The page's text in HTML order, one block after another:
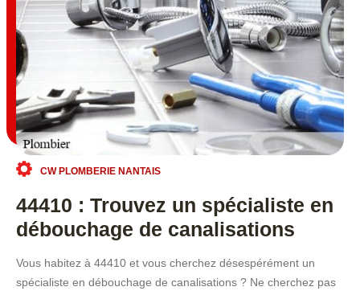
CW PLOMBERIE NANTAIS
44410 : Trouvez un spécialiste en
débouchage de canalisations
Vous habitez à 44410 et vous cherchez désespérément un
spécialiste en débouchage de canalisations ? Ne cherchez pas